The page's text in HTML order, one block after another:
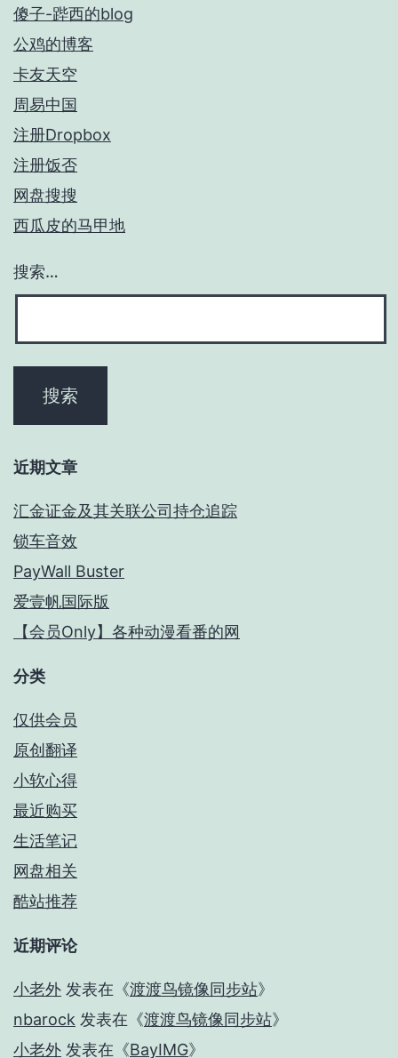
傻子-跸西的blog
公鸡的博客
卡友天空
周易中国
注册Dropbox
注册饭否
网盘搜搜
西瓜皮的马甲地
搜索…
近期文章
汇金证金及其关联公司持仓追踪
锁车音效
PayWall Buster
爱壹帆国际版
【会员Only】各种动漫看番的网
分类
仅供会员
原创翻译
小软心得
最近购买
生活笔记
网盘相关
酷站推荐
近期评论
小老外 发表在《渡渡鸟镜像同步站》
nbarock 发表在《渡渡鸟镜像同步站》
小老外 发表在《BayIMG》